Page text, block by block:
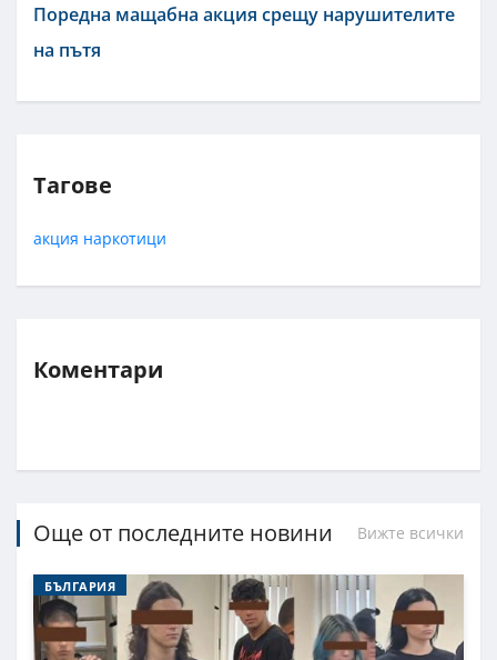
Поредна мащабна акция срещу нарушителите
на пътя
Тагове
акция наркотици
Коментари
Още от последните новини Вижте всички
БЪЛГАРИЯ